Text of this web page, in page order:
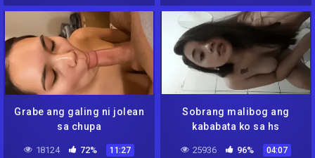
Grabe ang galing ni jolean
sa chupa
18124 72% 11:27
Sobrang malibog ang
kababata ko sa hs
25936 96% 04:07